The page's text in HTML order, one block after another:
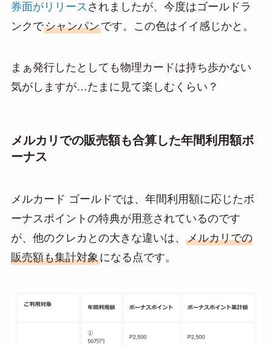
券面がリリース されましたが、今度はゴールドラ
ンクでシャンパンです。この色はイイ感じかと。
まぁ発行したとしても物理カードは持ち歩かない
気がしますが…たまに見て楽しむくらい？
メルカリでの販売額も合算した年間利用額ボ
ーナス
メルカード ゴールドでは、年間利用額に応じたボ
ーナスポイントの特典が用意されているのです
が、他のクレカとの大きな違いは、 メルカリでの
販売額も集計対象になる点です。